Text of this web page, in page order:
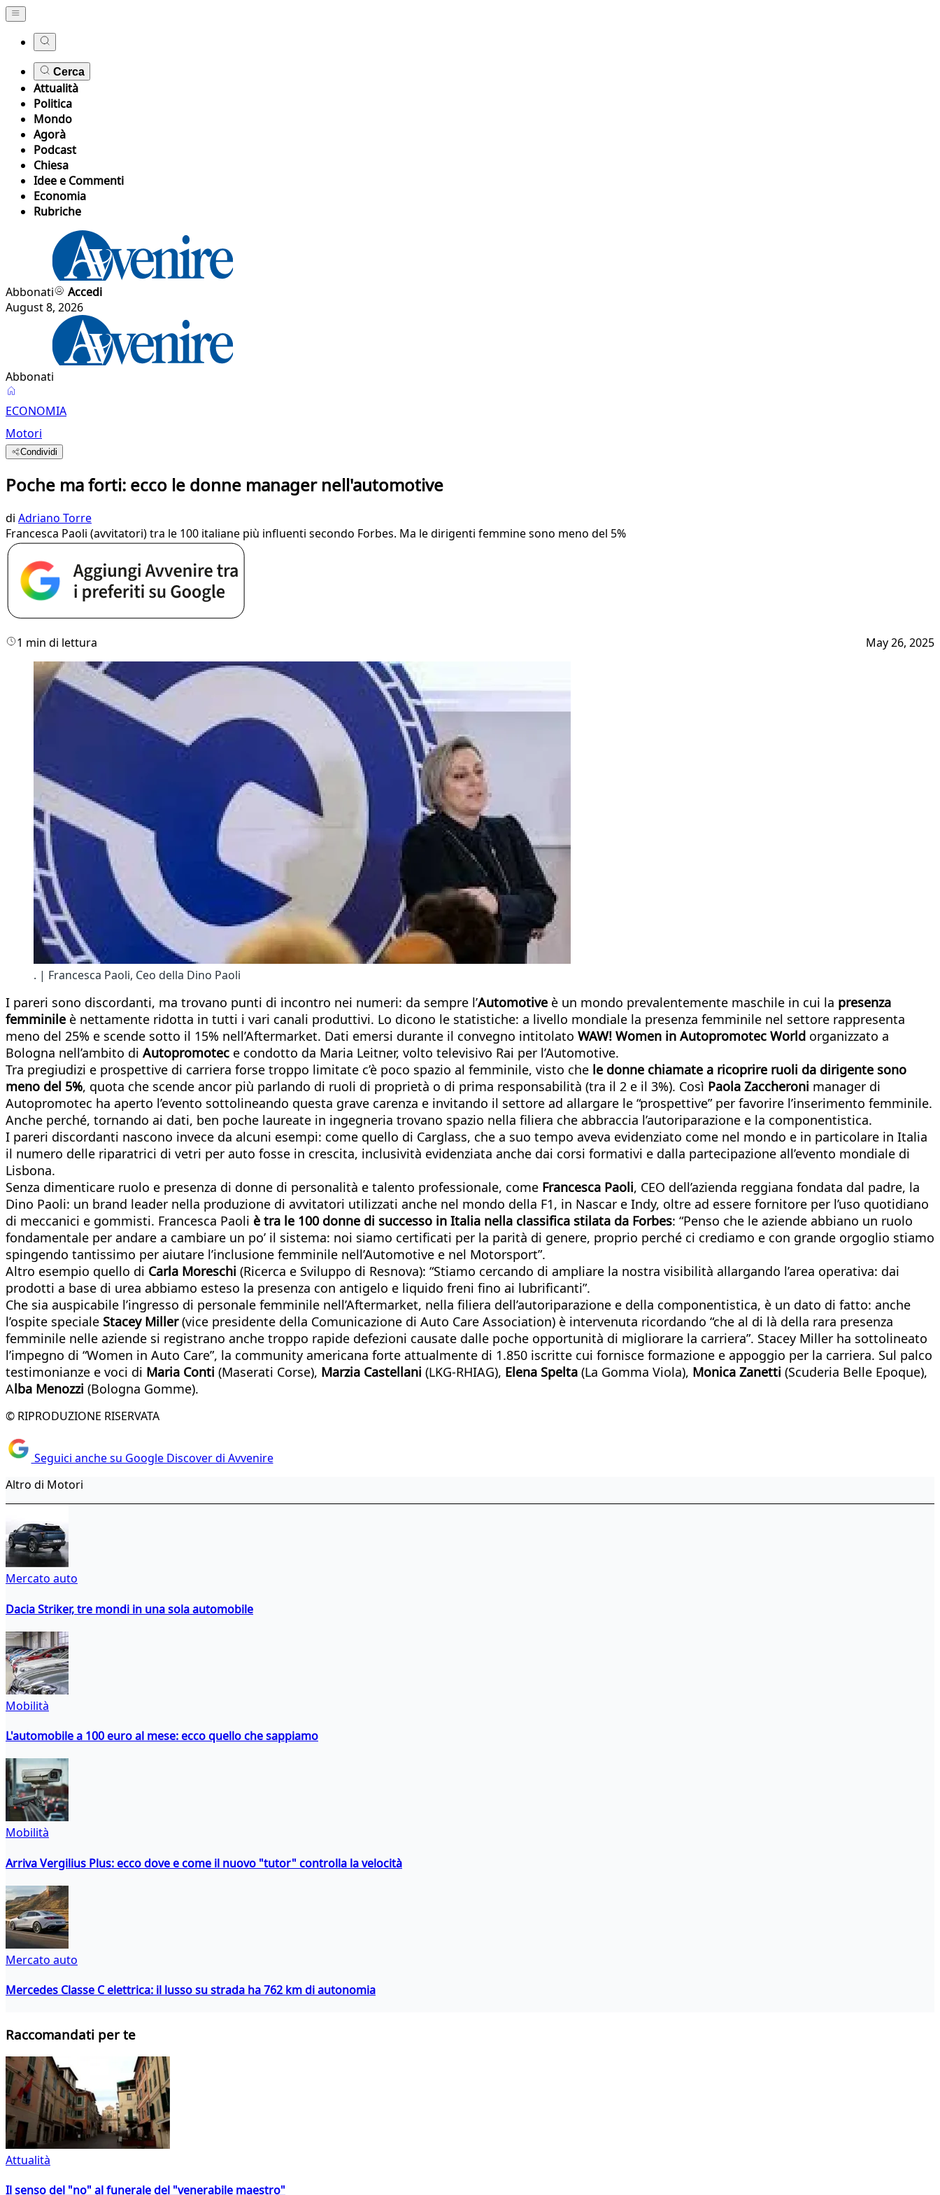
Cerca
Attualità
Politica
Mondo
Agorà
Podcast
Chiesa
Idee e Commenti
Economia
Rubriche
Abbonati
Accedi
August 8, 2026
Abbonati
ECONOMIA
Motori
Condividi
Poche ma forti: ecco le donne manager nell'automotive
di Adriano Torre
Francesca Paoli (avvitatori) tra le 100 italiane più influenti secondo Forbes. Ma le dirigenti femmine sono meno del 5%
1 min di lettura May 26, 2025
. | Francesca Paoli, Ceo della Dino Paoli
I pareri sono discordanti, ma trovano punti di incontro nei numeri: da sempre l’Automotive è un mondo prevalentemente maschile in cui la presenza
femminile è nettamente ridotta in tutti i vari canali produttivi. Lo dicono le statistiche: a livello mondiale la presenza femminile nel settore rappresenta
meno del 25% e scende sotto il 15% nell’Aftermarket. Dati emersi durante il convegno intitolato WAW! Women in Autopromotec World organizzato a
Bologna nell’ambito di Autopromotec e condotto da Maria Leitner, volto televisivo Rai per l’Automotive.
Tra pregiudizi e prospettive di carriera forse troppo limitate c’è poco spazio al femminile, visto che le donne chiamate a ricoprire ruoli da dirigente sono
meno del 5%, quota che scende ancor più parlando di ruoli di proprietà o di prima responsabilità (tra il 2 e il 3%). Così Paola Zaccheroni manager di
Autopromotec ha aperto l’evento sottolineando questa grave carenza e invitando il settore ad allargare le “prospettive” per favorire l’inserimento femminile.
Anche perché, tornando ai dati, ben poche laureate in ingegneria trovano spazio nella filiera che abbraccia l’autoriparazione e la componentistica.
I pareri discordanti nascono invece da alcuni esempi: come quello di Carglass, che a suo tempo aveva evidenziato come nel mondo e in particolare in Italia
il numero delle riparatrici di vetri per auto fosse in crescita, inclusività evidenziata anche dai corsi formativi e dalla partecipazione all’evento mondiale di
Lisbona.
Senza dimenticare ruolo e presenza di donne di personalità e talento professionale, come Francesca Paoli, CEO dell’azienda reggiana fondata dal padre, la
Dino Paoli: un brand leader nella produzione di avvitatori utilizzati anche nel mondo della F1, in Nascar e Indy, oltre ad essere fornitore per l’uso quotidiano
di meccanici e gommisti. Francesca Paoli è tra le 100 donne di successo in Italia nella classifica stilata da Forbes: “Penso che le aziende abbiano un ruolo
fondamentale per andare a cambiare un po’ il sistema: noi siamo certificati per la parità di genere, proprio perché ci crediamo e con grande orgoglio stiamo
spingendo tantissimo per aiutare l’inclusione femminile nell’Automotive e nel Motorsport”.
Altro esempio quello di Carla Moreschi (Ricerca e Sviluppo di Resnova): “Stiamo cercando di ampliare la nostra visibilità allargando l’area operativa: dai
prodotti a base di urea abbiamo esteso la presenza con antigelo e liquido freni fino ai lubrificanti”.
Che sia auspicabile l’ingresso di personale femminile nell’Aftermarket, nella filiera dell’autoriparazione e della componentistica, è un dato di fatto: anche
l’ospite speciale Stacey Miller(vice presidente della Comunicazione di Auto Care Association) è intervenuta ricordando “che al di là della rara presenza
femminile nelle aziende si registrano anche troppo rapide defezioni causate dalle poche opportunità di migliorare la carriera”. Stacey Miller ha sottolineato
l’impegno di “Women in Auto Care”, la community americana forte attualmente di 1.850 iscritte cui fornisce formazione e appoggio per la carriera. Sul palco
testimonianze e voci di Maria Conti (Maserati Corse), Marzia Castellani (LKG-RHIAG), Elena Spelta (La Gomma Viola), Monica Zanetti (Scuderia Belle Epoque),
Alba Menozzi (Bologna Gomme).
© RIPRODUZIONE RISERVATA
Seguici anche su Google Discover di Avvenire
Altro di Motori
Mercato auto
Dacia Striker, tre mondi in una sola automobile
Mobilità
L'automobile a 100 euro al mese: ecco quello che sappiamo
Mobilità
Arriva Vergilius Plus: ecco dove e come il nuovo "tutor" controlla la velocità
Mercato auto
Mercedes Classe C elettrica: il lusso su strada ha 762 km di autonomia
Raccomandati per te
Attualità
Il senso del "no" al funerale del "venerabile maestro"